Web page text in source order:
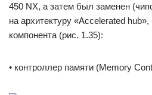
450 NX, а затем был заменен
на архитектуру «Accelerated
компонента (рис. 1.35):
• контроллер памяти (Memory